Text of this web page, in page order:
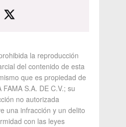
la reproducción
del contenido de esta
que es propiedad de
FAMA S.A. DE C.V.; su
no autorizada
una infracción y un delito
con las leyes